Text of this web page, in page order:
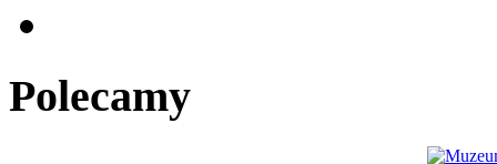
Polecamy